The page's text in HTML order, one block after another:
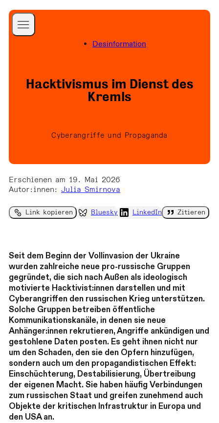
Blog
Team
Newsletter
Kontakt
Spenden
Desinformation
Hacktivismus im Dienst des
Kremls
Cyberangriffe und Propaganda
Erschienen am 19. Mai 2026
Autor:innen: Julia Smirnova
Link kopieren Bluesky LinkedIn Zitieren
Seit dem Beginn der Vollinvasion der Ukraine
wurden zahlreiche neue pro-russische Gruppen
gegründet, die sich nach Außen als ideologisch
motivierte Hacktivist:innen darstellen und mit
Cyberangriffen den russischen Krieg unterstützen.
Solche Gruppen betreiben öffentliche
Kommunikationskanäle, in denen sie neue
Anhänger:innen rekrutieren, Angriffe ankündigen und
gestohlene Daten posten. Es geht ihnen nicht nur
um den Schaden, den sie den Opfern hinzufügen,
sondern auch um den propagandistischen Effekt:
Einschüchterung, Destabilisierung, Übertreibung
der eigenen Macht. Sie haben häufig Verbindungen
zum russischen Staat und greifen zunehmend auch
Objekte der kritischen Infrastruktur in Europa und
den USA an.
A Better Internet is
a Better World is
Necessary